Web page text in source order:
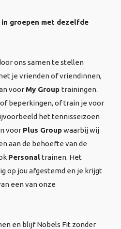
groepen met dezelfde
ons samen te stellen
je vrienden of vriendinnen,
voor My Group trainingen.
beperkingen, of train je voor
het tennisseizoen
voor Plus Groupwaarbij wij
aan de behoefte van de
Personaltrainen. Het
op jou afgestemd en je krijgt
een van onze
en blijf Nobels Fit zonder